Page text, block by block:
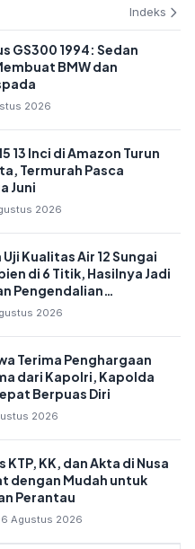
Indeks
GS300 1994: Sedan
BMW dan
2026
13 Inci di Amazon Turun
Termurah Pasca
Juni
2026
Kualitas Air 12 Sungai
di 6 Titik, Hasilnya Jadi
Pengendalian
2026
Terima Penghargaan
dari Kapolri, Kapolda
Berpuas Diri
2026
KTP, KK, dan Akta di Nusa
dengan Mudah untuk
Perantau
Agustus 2026